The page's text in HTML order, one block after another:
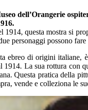
dell’Orangerie
1914, questa mostra si
personaggi possono
ebreo di origini italiane,
La sua rottura con
Questa pratica della
vende e colleziona le